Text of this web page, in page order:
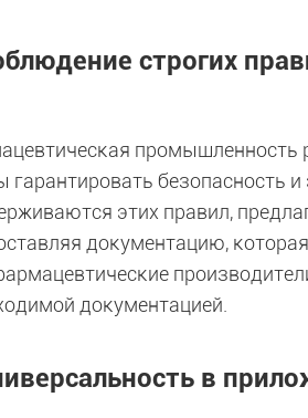
строгих
промышленность
гарантировать
этих правил,
документацию,
документацией.
в